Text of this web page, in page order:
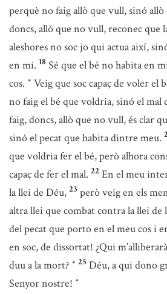
perquè no faig allò que vull, sinó allò
doncs, allò que no vull, reconec que
aleshores no soc jo qui actua així,
en mi. 18 Sé que el bé no habita en
cos. * Veig que soc capaç de voler el
no faig el bé que voldria, sinó el mal
faig, doncs, allò que no vull, és clar
sinó el pecat que habita dintre meu.
que voldria fer el bé, però alhora
capaç de fer el mal. 22 En el meu
la llei de Déu, 23 però veig en els
altra llei que combat contra la llei de
del pecat que porto en el meu cos i
en soc, de dissortat! ¿Qui
duu a la mort? * 25 Déu, a qui dono
Senyor nostre! *